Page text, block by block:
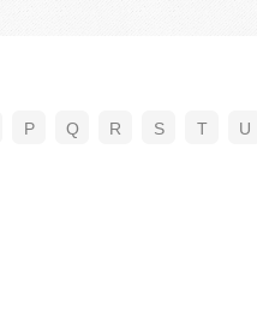
P Q R S T U